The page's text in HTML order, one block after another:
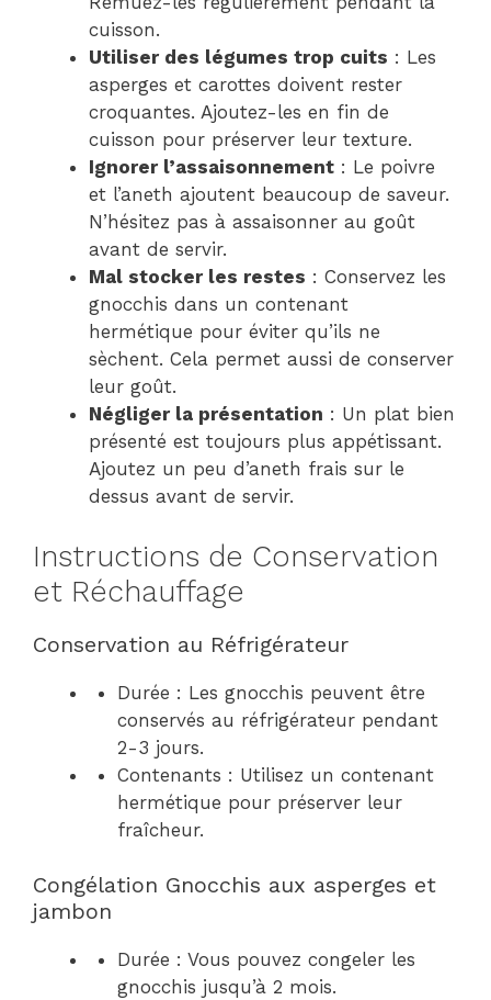
cuisson.
Utiliser des légumes trop cuits : Les
asperges et carottes doivent rester
croquantes. Ajoutez-les en fin de
cuisson pour préserver leur texture.
Ignorer l’assaisonnement : Le poivre
et l’aneth ajoutent beaucoup de saveur.
N’hésitez pas à assaisonner au goût
avant de servir.
Mal stocker les restes : Conservez les
gnocchis dans un contenant
hermétique pour éviter qu’ils ne
sèchent. Cela permet aussi de conserver
leur goût.
Négliger la présentation : Un plat bien
présenté est toujours plus appétissant.
Ajoutez un peu d’aneth frais sur le
dessus avant de servir.
Instructions de Conservation
et Réchauffage
Conservation au Réfrigérateur
Durée : Les gnocchis peuvent être
conservés au réfrigérateur pendant
2-3 jours.
Contenants : Utilisez un contenant
hermétique pour préserver leur
fraîcheur.
Congélation Gnocchis aux asperges et
jambon
Durée : Vous pouvez congeler les
gnocchis jusqu’à 2 mois.